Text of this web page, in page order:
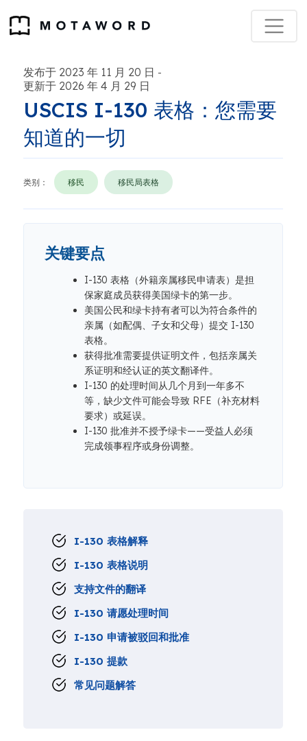
发布于 2023 年 11 月 20 日 -
更新于 2026 年 4 月 29 日
USCIS I-130 表格：您需要
知道的一切
类别： 移民 移民局表格
关键要点
I-130 表格（外籍亲属移民申请表）是担
保家庭成员获得美国绿卡的第一步。
美国公民和绿卡持有者可以为符合条件的
亲属（如配偶、子女和父母）提交 I-130
表格。
获得批准需要提供证明文件，包括亲属关
系证明和经认证的英文翻译件。
I-130 的处理时间从几个月到一年多不
等，缺少文件可能会导致 RFE（补充材料
要求）或延误。
I-130 批准并不授予绿卡——受益人必须
完成领事程序或身份调整。
I-130 表格解释
I-130 表格说明
支持文件的翻译
I-130 请愿处理时间
I-130 申请被驳回和批准
I-130 提款
常见问题解答